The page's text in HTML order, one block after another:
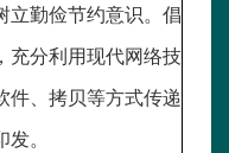
立勤俭节约意识。倡
充分利用现代网络技
件、拷贝等方式传递
。